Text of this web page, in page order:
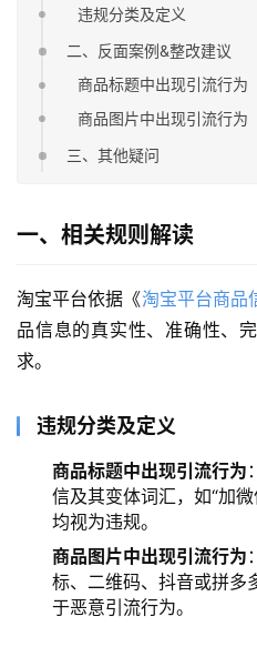
违规分类及定义
二、反面案例&整改建议
商品标题中出现引流行为
商品图片中出现引流行为
三、其他疑问
一、相关规则解读
淘宝平台依据《淘宝平台商品
品信息的真实性、准确性、
求。
违规分类及定义
商品标题中出现引流行为
信及其变体词汇，如“加微
均视为违规。
商品图片中出现引流行为
标、二维码、抖音或拼多
于恶意引流行为。